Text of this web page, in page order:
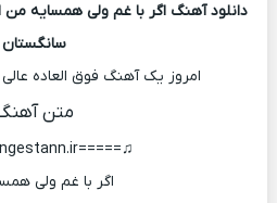
دانلود آهنگ اگر با غم ولی همسایه من
سانگستان
امروز یک آهنگ فوق العاده
متن
♫=====songestann.ir====♫
اگر با غم ولی